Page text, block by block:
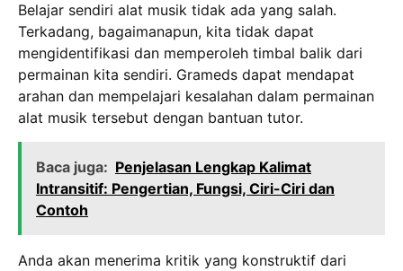
Belajar sendiri alat musik tidak ada yang salah.
Terkadang, bagaimanapun, kita tidak dapat
mengidentifikasi dan memperoleh timbal balik dari
permainan kita sendiri. Grameds dapat mendapat
arahan dan mempelajari kesalahan dalam permainan
alat musik tersebut dengan bantuan tutor.
Baca juga: Penjelasan Lengkap Kalimat
Intransitif: Pengertian, Fungsi, Ciri-Ciri dan
Contoh
Anda akan menerima kritik yang konstruktif dari